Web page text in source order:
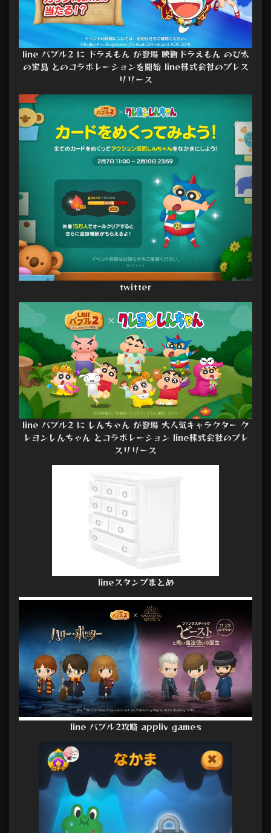
line バブル2 に ドラえもん が登場 映画ドラえもん のび太
の宝島 とのコラボレーションを開始 line株式会社のプレス
リリース
twitter
line バブル2 に しんちゃん が登場 大人気キャラクター ク
レヨンしんちゃん とコラボレーション line株式会社のプレ
スリリース
lineスタンプまとめ
line バブル2攻略 appliv games